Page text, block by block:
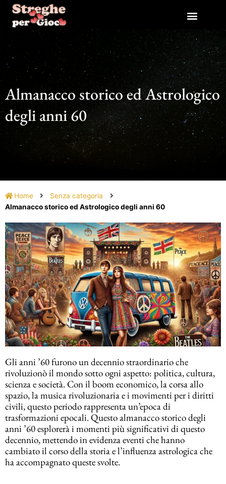
contenuto
Almanacco storico ed Astrologico
degli anni 60
Home
Senza categoria
Almanacco storico ed Astrologico degli anni 60
Gli anni ’60 furono un decennio straordinario che
rivoluzionò il mondo sotto ogni aspetto: politica, cultura,
scienza e società. Con il boom economico, la corsa allo
spazio, la musica rivoluzionaria e i movimenti per i diritti
civili, questo periodo rappresenta un’epoca di
trasformazioni epocali. Questo almanacco storico degli
anni ’60 esplorerà i momenti più significativi di questo
decennio, mettendo in evidenza eventi che hanno
cambiato il corso della storia e l’influenza astrologica che
ha accompagnato queste svolte.